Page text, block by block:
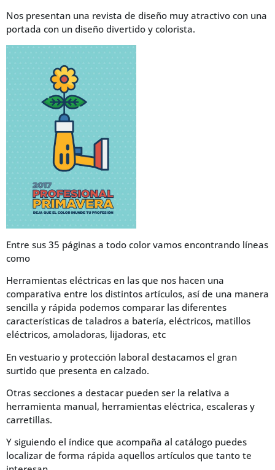
Nos presentan una revista de diseño muy atractivo con una
portada con un diseño divertido y colorista.
Entre sus 35 páginas a todo color vamos encontrando líneas
como
Herramientas eléctricas en las que nos hacen una
comparativa entre los distintos artículos, así de una manera
sencilla y rápida podemos comparar las diferentes
características de taladros a batería, eléctricos, matillos
eléctricos, amoladoras, lijadoras, etc
En vestuario y protección laboral destacamos el gran
surtido que presenta en calzado.
Otras secciones a destacar pueden ser la relativa a
herramienta manual, herramientas eléctrica, escaleras y
carretillas.
Y siguiendo el índice que acompaña al catálogo puedes
localizar de forma rápida aquellos artículos que tanto te